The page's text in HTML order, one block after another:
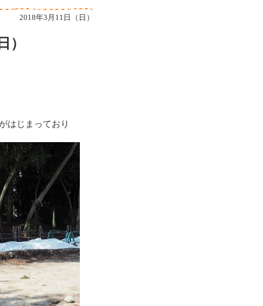
2018年3月11日（日）
）
はじまっており